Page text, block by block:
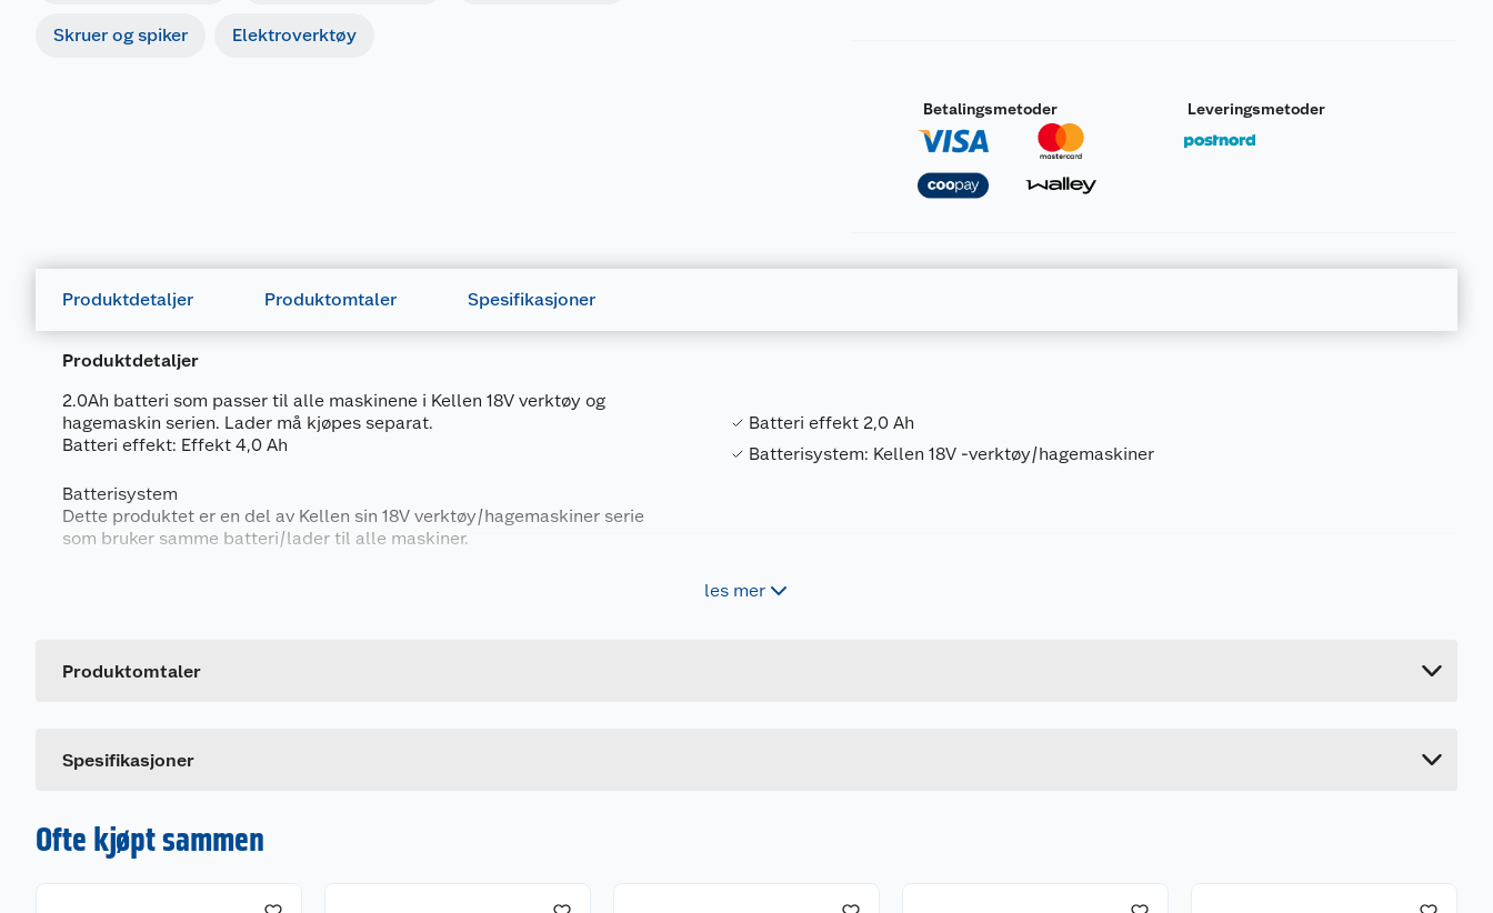
Skruer og spiker Elektroverktøy
Betalingsmetoder Leveringsmetoder
Produktdetaljer Produktomtaler Spesifikasjoner
Produktdetaljer
2.0Ah batteri som passer til alle maskinene i Kellen 18V verktøy og
hagemaskin serien. Lader må kjøpes separat.
Batteri effekt: Effekt 4,0 Ah
Batterisystem
Dette produktet er en del av Kellen sin 18V verktøy/hagemaskiner serie
som bruker samme batteri/lader til alle maskiner.
Batteri effekt 2,0 Ah
Batterisystem: Kellen 18V -verktøy/hagemaskiner
les mer
Produktomtaler
Spesifikasjoner
Leverandørens artikkelnummer
Forpakningsmål
Ofte kjøpt sammen